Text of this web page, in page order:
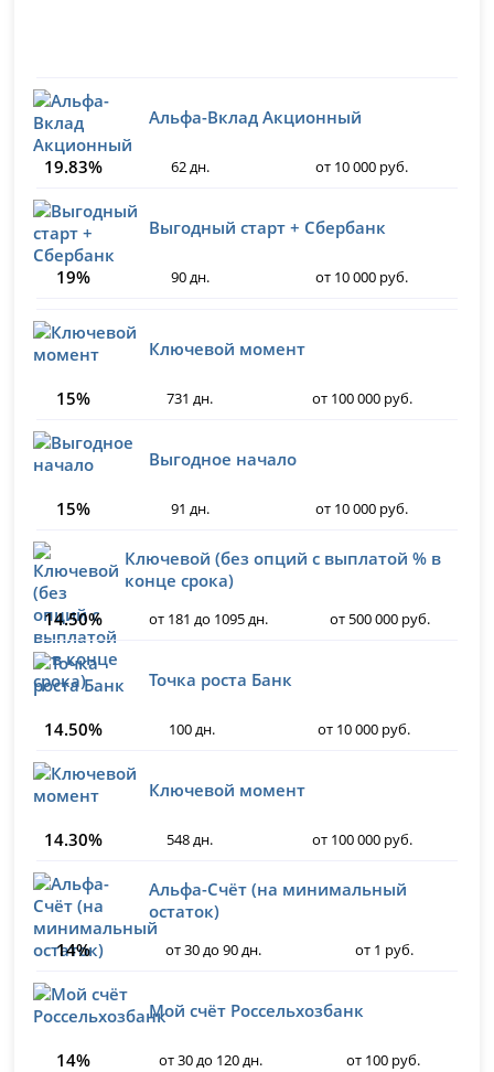
Альфа-Вклад Акционный
19.83% 62 дн. от 10 000 руб.
Выгодный старт + Сбербанк
19% 90 дн. от 10 000 руб.
Ключевой момент
15% 731 дн. от 100 000 руб.
Выгодное начало
15% 91 дн. от 10 000 руб.
Ключевой (без опций с выплатой % в
конце срока)
14.50%
от 181 до 1095 дн. от 500 000 руб.
Точка роста Банк
14.50% 100 дн. от 10 000 руб.
Ключевой момент
14.30% 548 дн. от 100 000 руб.
Альфа-Счёт (на минимальный
остаток)
14%
от 30 до 90 дн. от 1 руб.
Мой счёт Россельхозбанк
14% от 30 до 120 дн. от 100 руб.